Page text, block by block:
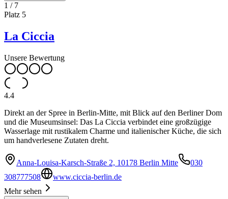
1 / 7
Platz 5
La Ciccia
Unsere Bewertung
4.4
Direkt an der Spree in Berlin-Mitte, mit Blick auf den Berliner Dom
und die Museumsinsel: Das La Ciccia verbindet eine großzügige
Wasserlage mit rustikalem Charme und italienischer Küche, die sich
um handverlesene Zutaten dreht.
Anna-Louisa-Karsch-Straße 2, 10178 Berlin Mitte
030
308777508
www.ciccia-berlin.de
Mehr sehen